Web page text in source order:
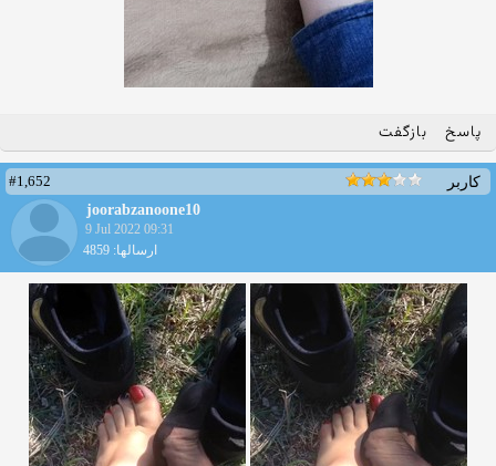
پاسخ بازگفت
کاربر
#1,652
joorabzanoone10
9 Jul 2022 09:31
ارسالها: 4859